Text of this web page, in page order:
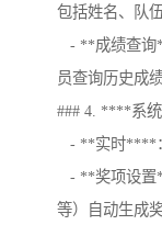
包括姓名、队
- **成绩查询
员查询历史成绩
### 4. ****系
- **实时****
- **奖项设置
等）自动生成